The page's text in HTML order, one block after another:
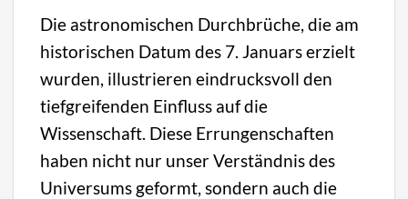
Die astronomischen Durchbrüche, die am
historischen Datum des 7. Januars erzielt
wurden, illustrieren eindrucksvoll den
tiefgreifenden Einfluss auf die
Wissenschaft. Diese Errungenschaften
haben nicht nur unser Verständnis des
Universums geformt, sondern auch die